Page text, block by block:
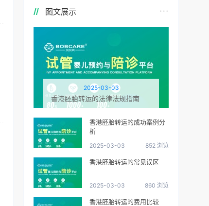
图文展示
2025-03-03
香港胚胎转运的法律法规指南
香港胚胎转运的成功案例分
析
2025-03-03 852 浏览
香港胚胎转运的常见误区
2025-03-03 860 浏览
香港胚胎转运的费用比较